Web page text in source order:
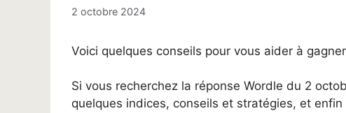
2 octobre 2024
Voici quelques conseils pour vous aider à
Si vous recherchez la réponse Wordle du 2
quelques indices, conseils et stratégies, et enfin